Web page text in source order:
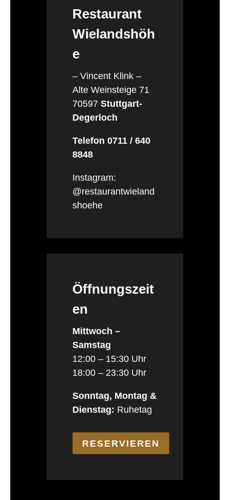
Restaurant
Wielandshöh
e
– Vincent Klink –
Alte Weinsteige 71
70597 Stuttgart-
Degerloch
Telefon 0711 / 640
8848
Instagram:
@restaurantwieland
shoehe
Öffnungszeit
en
Mittwoch –
Samstag
12:00 – 15:30 Uhr
18:00 – 23:30 Uhr
Sonntag, Montag &
Dienstag: Ruhetag
RESERVIEREN